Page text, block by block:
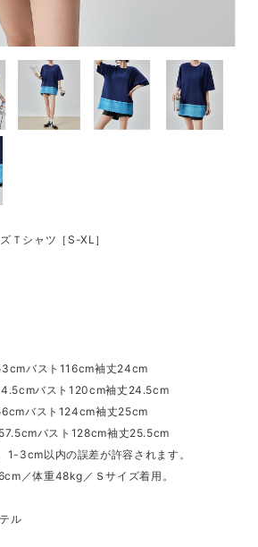
Ｔシャツ［S-XL］
バスト116cm袖丈24cm
バスト120cm袖丈24.5cm
バスト124cm袖丈25cm
バスト128cm袖丈25.5cm
1-3cm以内の誤差が許容されます。
／体重48kg／Ｓサイズ着用。
ル